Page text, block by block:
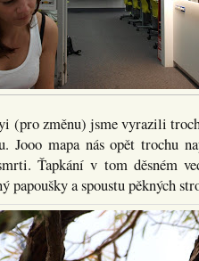
(pro změnu) jsme vyrazili
Jooo mapa nás opět trochu
Ťapkání v tom děsném
papoušky a spoustu pěkných